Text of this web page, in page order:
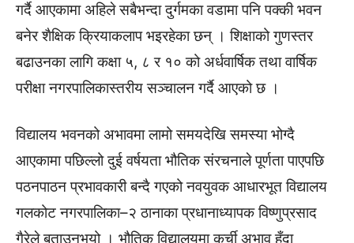
गर्दै आएकामा अहिले सबैभन्दा दुर्गमका वडामा पनि पक्की भवन
बनेर शैक्षिक क्रियाकलाप भइरहेका छन् । शिक्षाको गुणस्तर
बढाउनका लागि कक्षा ५, ८ र १० को अर्धवार्षिक तथा वार्षिक
परीक्षा नगरपालिकास्तरीय सञ्चालन गर्दै आएको छ ।
विद्यालय भवनको अभावमा लामो समयदेखि समस्या भोग्दै
आएकामा पछिल्लो दुई वर्षयता भौतिक संरचनाले पूर्णता पाएपछि
पठनपाठन प्रभावकारी बन्दै गएको नवयुवक आधारभूत विद्यालय
गलकोट नगरपालिका–२ ठानाका प्रधानाध्यापक विष्णुप्रसाद
गैरेले बताउनुभयो । भौतिक विद्यालयमा कुर्ची अभाव हुँदा